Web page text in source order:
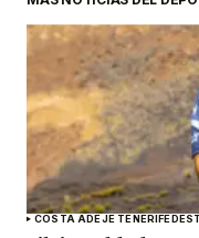
COSTA ADEJE TENERIFE